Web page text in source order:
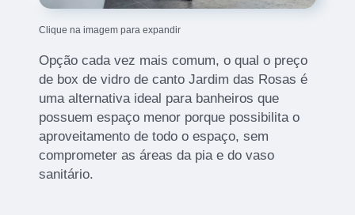
Clique na imagem para expandir
Opção cada vez mais comum, o qual o preço
de box de vidro de canto Jardim das Rosas é
uma alternativa ideal para banheiros que
possuem espaço menor porque possibilita o
aproveitamento de todo o espaço, sem
comprometer as áreas da pia e do vaso
sanitário.